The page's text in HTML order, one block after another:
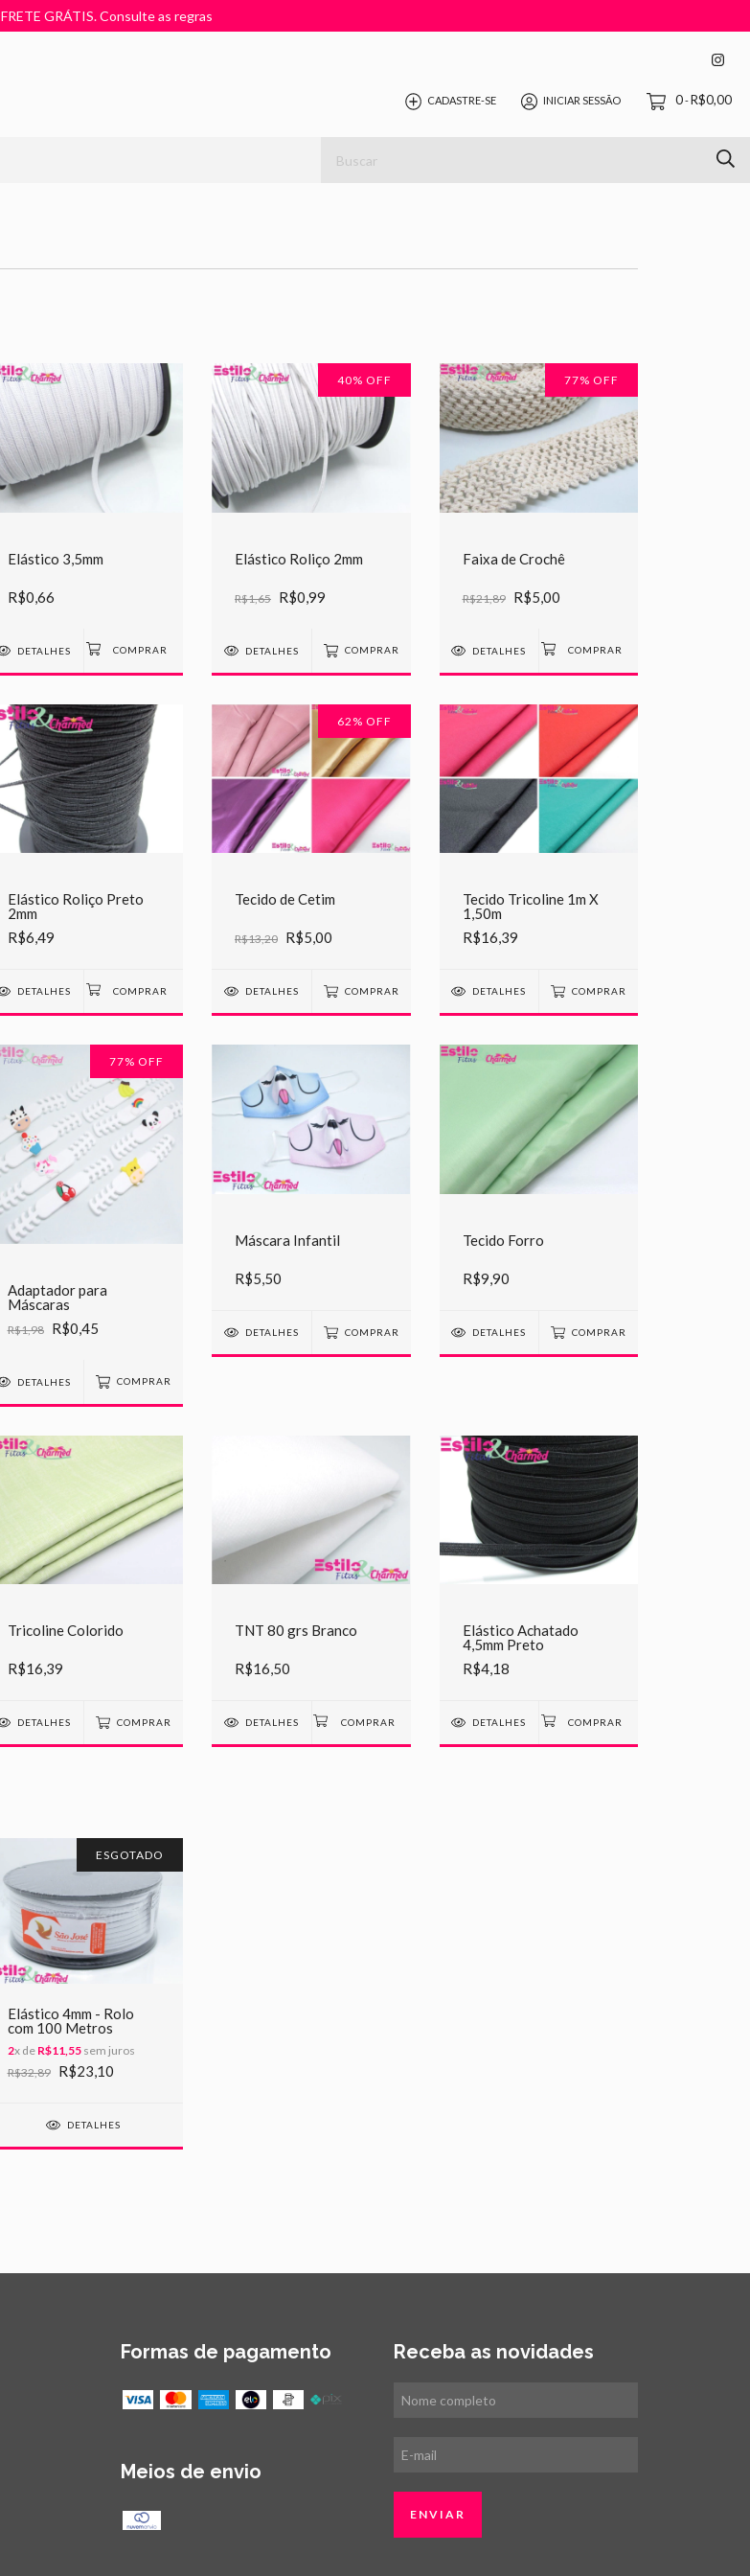
FRETE GRÁTIS. Consulte as regras
CADASTRE-SE INICIAR SESSÃO 0-R$0,00
Elástico 3,5mm
R$0,66
DETALHES
40% OFF
Elástico Roliço 2mm
R$1,65 R$0,99
DETALHES COMPRAR
77% OFF
Faixa de Crochê
R$21,89 R$5,00
DETALHES
Elástico Roliço Preto
2mm
R$6,49
DETALHES
62 % OFF
Tecido de Cetim
R$13,20 R$5,00
DETALHES COMPRAR
Tecido Tricoline 1m X
1,50m
R$16,39
DETALHES COMPRAR
77% OFF
Adaptador para
Máscaras
R$1,98 R$0,45
DETALHES COMPRAR
Máscara Infantil
R$5,50
DETALHES COMPRAR
Tecido Forro
R$9,90
DETALHES COMPRAR
Tricoline Colorido
R$16,39
DETALHES COMPRAR
TNT 80 grs Branco
R$16,50
DETALHES
Elástico Achatado
4,5mm Preto
R$4,18
DETALHES
ESGOTADO
Elástico 4mm - Rolo
com 100 Metros
2x de R$11,55sem juros
R$32,89
R$23,10
DETALHES
Formas de pagamento
Meios de envio
Receba as novidades